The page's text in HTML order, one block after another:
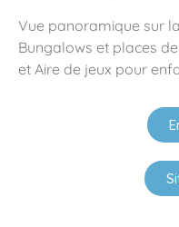
Vue panoramique sur
Bungalows et places
et Aire de jeux pour